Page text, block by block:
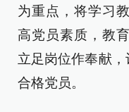
为重点，将学习
高党员素质，教
立足岗位作奉献
合格党员。